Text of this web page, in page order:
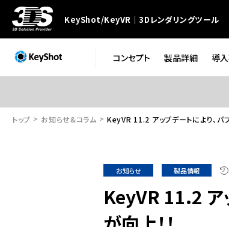
KeyShot/KeyVR｜3Dレンダリングツール
コンセプト 製品詳細 導
トップ お知らせ&コラム KeyVR 11.2 アップデートにより、パ
お知らせ 製品情報
KeyVR 11.2 ア